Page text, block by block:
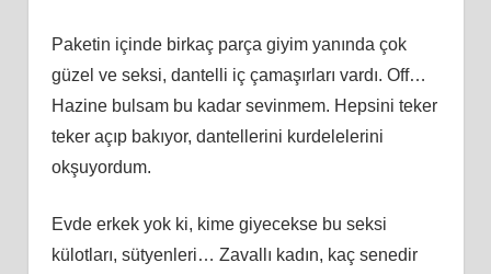
Paketin içinde birkaç parça giyim yanında çok
güzel ve seksi, dantelli iç çamaşırları vardı. Off…
Hazine bulsam bu kadar sevinmem. Hepsini teker
teker açıp bakıyor, dantellerini kurdelelerini
okşuyordum.
Evde erkek yok ki, kime giyecekse bu seksi
külotları, sütyenleri… Zavallı kadın, kaç senedir